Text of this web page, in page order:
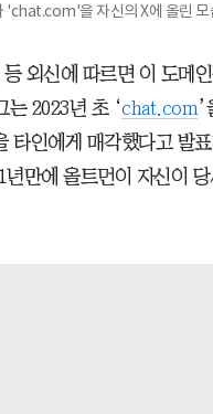
'chat.com'을 자신의 X에 올린 모
외신에 따르면 이 도메
는 2023년 초 ‘chat.com’
타인에게 매각했다고 발
만에 올트먼이 자신이